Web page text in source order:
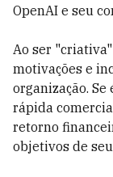
OpenAI e seu
Ao ser
motivações e
organização.
rápida
retorno
objetivos de